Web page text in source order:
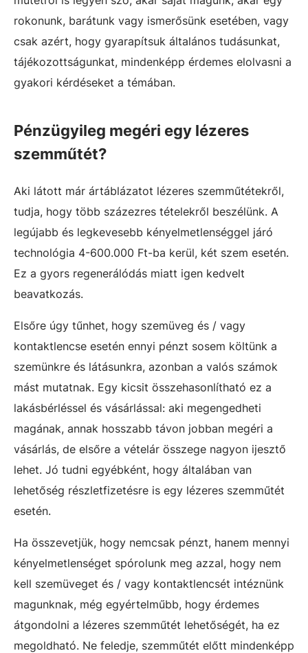
rokonunk, barátunk vagy ismerősünk esetében, vagy
csak azért, hogy gyarapítsuk általános tudásunkat,
tájékozottságunkat, mindenképp érdemes elolvasni a
gyakori kérdéseket a témában.
Pénzügyileg megéri egy lézeres
szemműtét?
Aki látott már ártáblázatot lézeres szemműtétekről,
tudja, hogy több százezres tételekről beszélünk. A
legújabb és legkevesebb kényelmetlenséggel járó
technológia 4-600.000 Ft-ba kerül, két szem esetén.
Ez a gyors regenerálódás miatt igen kedvelt
beavatkozás.
Elsőre úgy tűnhet, hogy szemüveg és / vagy
kontaktlencse esetén ennyi pénzt sosem költünk a
szemünkre és látásunkra, azonban a valós számok
mást mutatnak. Egy kicsit összehasonlítható ez a
lakásbérléssel és vásárlással: aki megengedheti
magának, annak hosszabb távon jobban megéri a
vásárlás, de elsőre a vételár összege nagyon ijesztő
lehet. Jó tudni egyébként, hogy általában van
lehetőség részletfizetésre is egy lézeres szemműtét
esetén.
Ha összevetjük, hogy nemcsak pénzt, hanem mennyi
kényelmetlenséget spórolunk meg azzal, hogy nem
kell szemüveget és / vagy kontaktlencsét intéznünk
magunknak, még egyértelműbb, hogy érdemes
átgondolni a lézeres szemműtét lehetőségét, ha ez
megoldható. Ne feledje, szemműtét előtt mindenképp